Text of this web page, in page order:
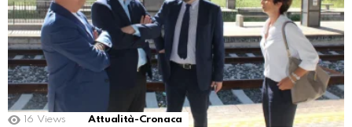
16 Views Attualità-Cronaca